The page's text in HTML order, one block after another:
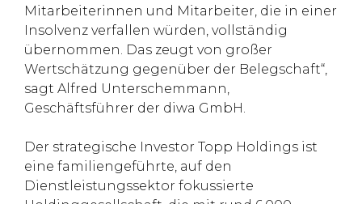
Mitarbeiterinnen und Mitarbeiter, die in einer
Insolvenz verfallen würden, vollständig
übernommen. Das zeugt von großer
Wertschätzung gegenüber der Belegschaft“,
sagt Alfred Unterschemmann,
Geschäftsführer der diwa GmbH.
Der strategische Investor Topp Holdings ist
eine familiengeführte, auf den
Dienstleistungssektor fokussierte